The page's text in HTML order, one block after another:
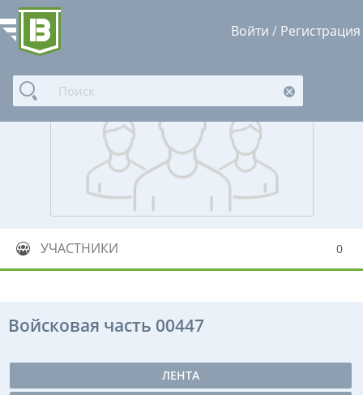
Войти / Регистрация
УЧАСТНИКИ 0
Войсковая часть 00447
ЛЕНТА